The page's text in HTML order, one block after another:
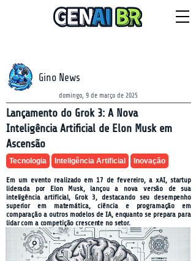
Gino News
domingo, 9 de março de 2025
Lançamento do Grok 3: A Nova
Inteligência Artificial de Elon Musk em
Ascensão
Tecnologia Inteligência Artificial Inovação
Em um evento realizado em 17 de fevereiro, a xAI, startup
liderada por Elon Musk, lançou a nova versão de sua
inteligência artificial, Grok 3, destacando seu desempenho
superior em matemática, ciência e programação em
comparação a outros modelos de IA, enquanto se prepara para
lidar com a competição crescente no setor.